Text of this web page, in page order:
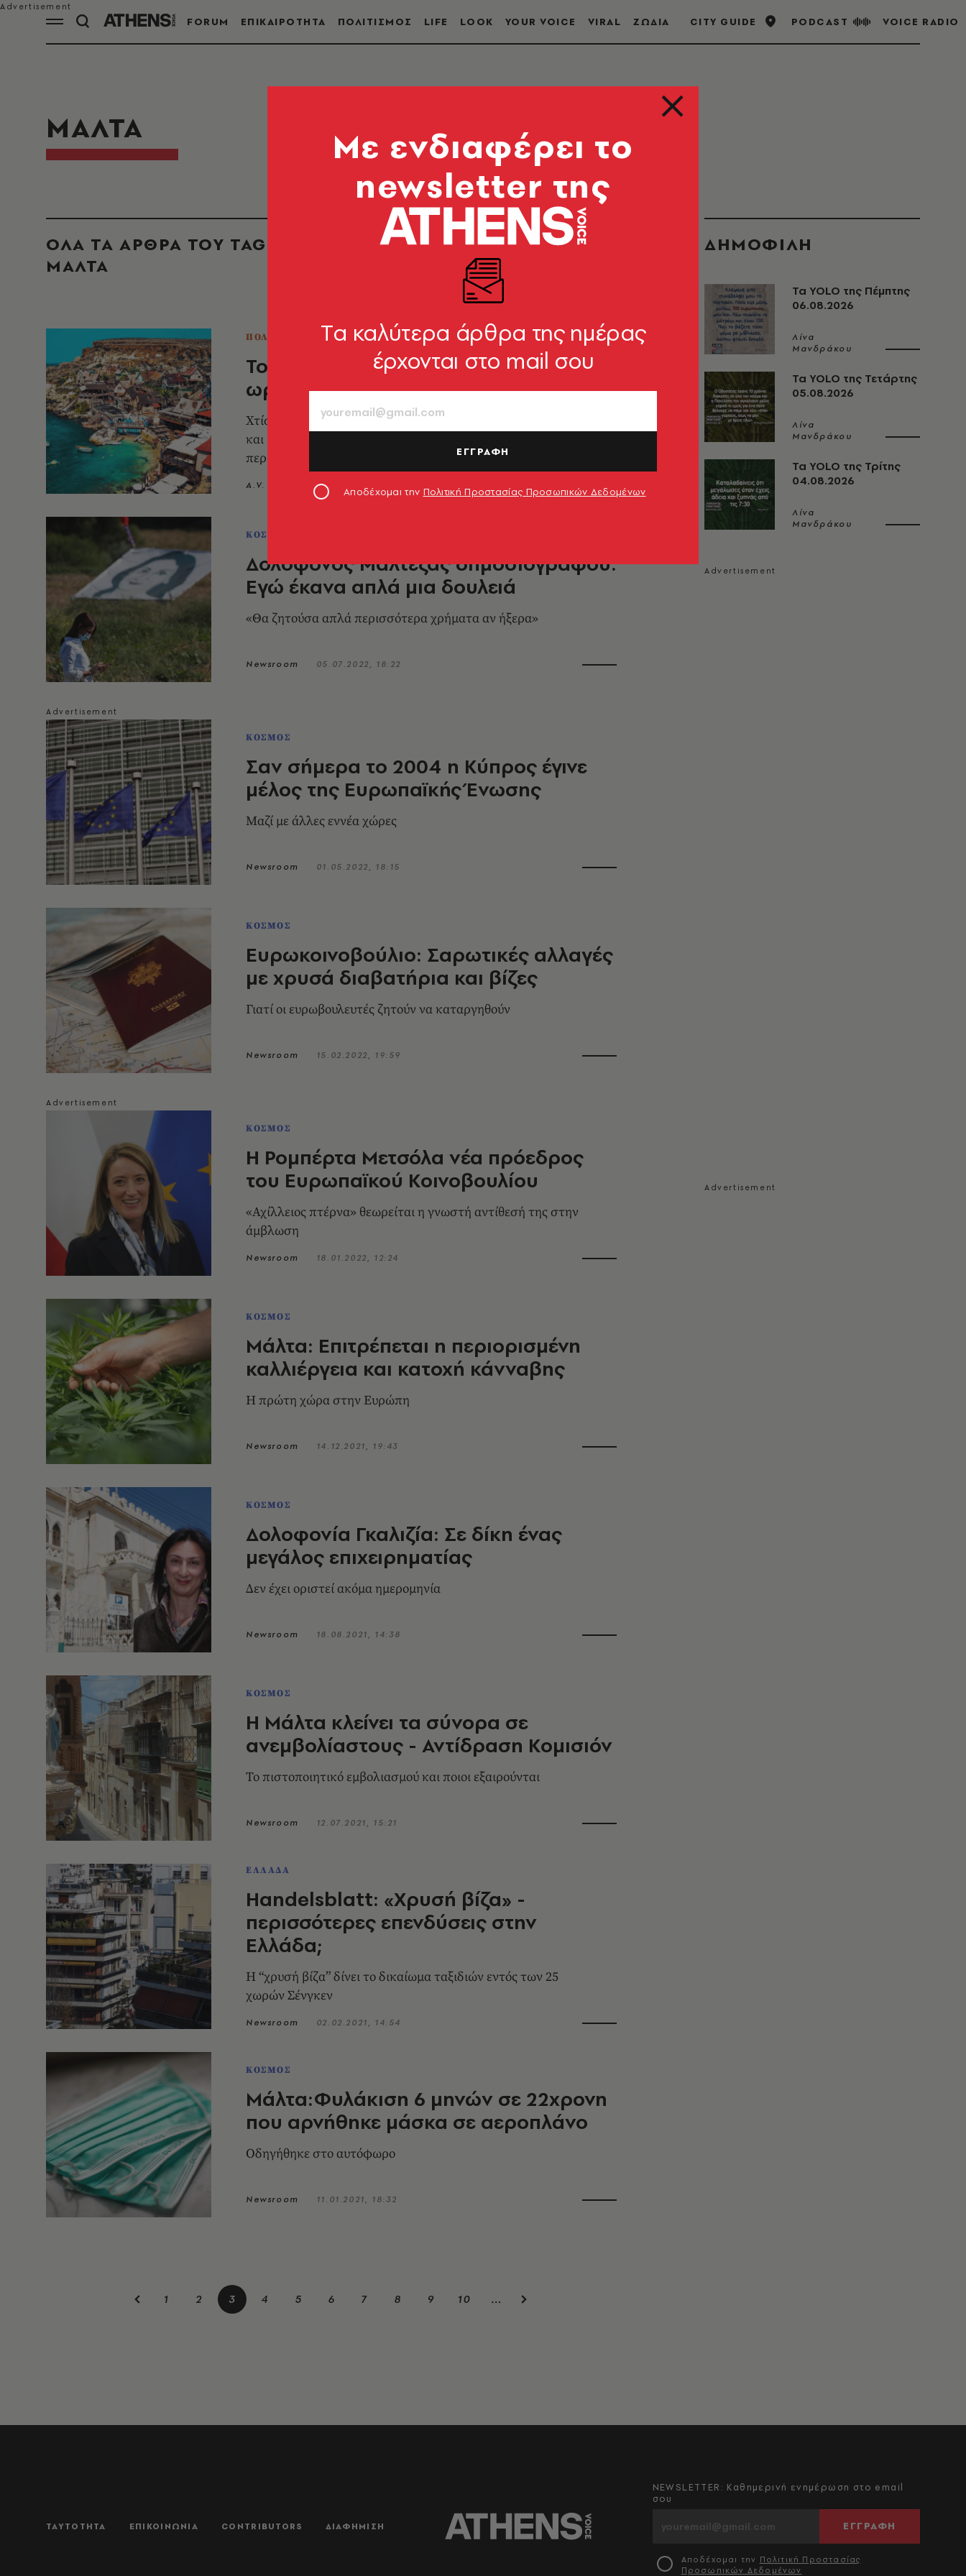
FORUM ΕΠΙΚΑΙΡΟΤΗΤΑ ΠΟΛΙΤΙΣΜΟΣ LIFE LOOK YOUR VOICE VIRAL ΖΩΔΙΑ CITY GUIDE PODCAST VOICE RADIO
ΜΑΛΤΑ
ΟΛΑ ΤΑ ΑΡΘΡΑ ΤΟΥ TAG
ΜΑΛΤΑ
ΠΟΛΕΙΣ
Το Popeye Village στη Μάλτα είναι το
ωραιότερο χωριό στον κόσμο
Χτίστηκε το 1980 ως σκηνικό της χολιγουντιανής ταινίας
και βρίσκεται στην κορυφή της λίστας του τουριστικού
περιοδικού Road Affair.
A.V. Team 06.07.2022, 13:03
ΚΟΣΜΟΣ
Δολοφόνος Mαλτέζας δημοσιογράφου:
Εγώ έκανα απλά μια δουλειά
«Θα ζητούσα απλά περισσότερα χρήματα αν ήξερα»
Newsroom 05.07.2022, 18:22
ΚΟΣΜΟΣ
Σαν σήμερα το 2004 η Κύπρος έγινε
μέλος της Ευρωπαϊκής Ένωσης
Μαζί με άλλες εννέα χώρες
Newsroom 01.05.2022, 18:15
ΚΟΣΜΟΣ
Ευρωκοινοβούλιο: Σαρωτικές αλλαγές
με χρυσά διαβατήρια και βίζες
Γιατί οι ευρωβουλευτές ζητούν να καταργηθούν
Newsroom 15.02.2022, 19:59
ΚΟΣΜΟΣ
Η Ρομπέρτα Μετσόλα νέα πρόεδρος
του Ευρωπαϊκού Κοινοβουλίου
«Αχίλλειος πτέρνα» θεωρείται η γνωστή αντίθεσή της στην
άμβλωση
Newsroom 18.01.2022, 12:24
ΚΟΣΜΟΣ
Μάλτα: Επιτρέπεται η περιορισμένη
καλλιέργεια και κατοχή κάνναβης
Η πρώτη χώρα στην Ευρώπη
Newsroom 14.12.2021, 19:43
ΚΟΣΜΟΣ
Δολοφονία Γκαλιζία: Σε δίκη ένας
μεγάλος επιχειρηματίας
Δεν έχει οριστεί ακόμα ημερομηνία
Newsroom 18.08.2021, 14:38
ΚΟΣΜΟΣ
Η Μάλτα κλείνει τα σύνορα σε
ανεμβολίαστους - Αντίδραση Κομισιόν
Το πιστοποιητικό εμβολιασμού και ποιοι εξαιρούνται
Newsroom 12.07.2021, 15:21
ΕΛΛΑΔΑ
Handelsblatt: «Χρυσή βίζα» -
περισσότερες επενδύσεις στην
Ελλάδα;
Η “χρυσή βίζα” δίνει το δικαίωμα ταξιδιών εντός των 25
χωρών Σένγκεν
Newsroom 02.02.2021, 14:54
ΚΟΣΜΟΣ
Μάλτα:Φυλάκιση 6 μηνών σε 22χρονη
που αρνήθηκε μάσκα σε αεροπλάνο
Οδηγήθηκε στο αυτόφωρο
Newsroom 11.01.2021, 18:32
1 2 3 4 5 6 7 8 9 10 …
ΔΗΜΟΦΙΛΗ
Τα YOLO της Πέμπτης
06.08.2026
Λίνα
Μανδράκου
Τα YOLO της Τετάρτης
05.08.2026
Λίνα
Μανδράκου
Τα YOLO της Τρίτης
04.08.2026
Λίνα
Μανδράκου
ΤΑΥΤΟΤΗΤΑ ΕΠΙΚΟΙΝΩΝΙΑ CONTRIBUTORS ΔΙΑΦΗΜΙΣΗ
NEWSLETTER: Καθημερινή ενημέρωση στο email
σου
ΕΓΓΡΑΦΗ
Αποδέχομαι την Πολιτική Προστασίας
Προσωπικών Δεδομένων
Mε ενδιαφέρει το
newsletter της
Tα καλύτερα άρθρα της ημέρας
έρχονται στο mail σου
ΕΓΓΡΑΦΗ
Αποδέχομαι την Πολιτική Προστασίας Προσωπικών Δεδομένων